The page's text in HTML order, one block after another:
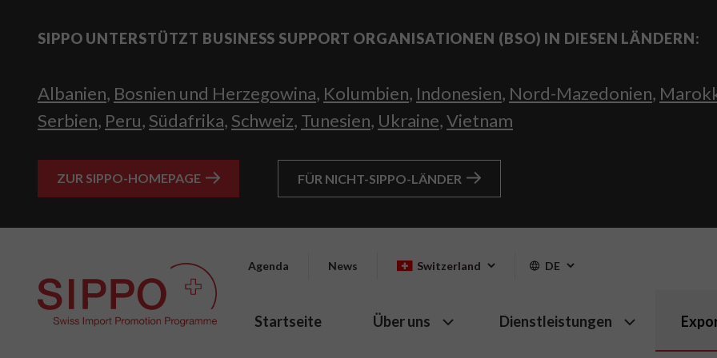
SIPPO UNTERSTÜTZT BUSINESS SUPPORT ORGANISATIONEN (BSO) IN DIESEN LÄNDERN:
Albanien, Bosnien und Herzegowina, Kolumbien, Indonesien, Nord-Mazedonien,
Serbien, Peru, Südafrika, Schweiz, Tunesien, Ukraine,Vietnam
ZUR SIPPO-HOMEPAGE FÜR NICHT-SIPPO-LÄNDER
Agenda News Switzerland DE
Startseite Über uns Dienstleistungen